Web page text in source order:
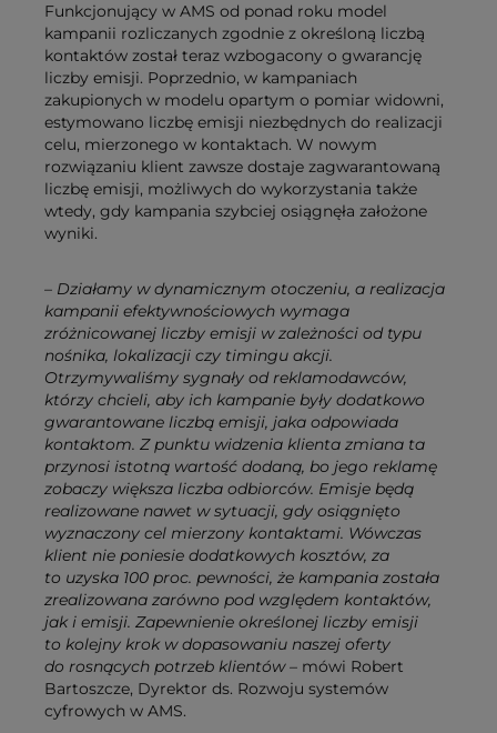
Funkcjonujący w AMS od ponad roku model
kampanii rozliczanych zgodnie z określoną liczbą
kontaktów został teraz wzbogacony o gwarancję
liczby emisji. Poprzednio, w kampaniach
zakupionych w modelu opartym o pomiar widowni,
estymowano liczbę emisji niezbędnych do realizacji
celu, mierzonego w kontaktach. W nowym
rozwiązaniu klient zawsze dostaje zagwarantowaną
liczbę emisji, możliwych do wykorzystania także
wtedy, gdy kampania szybciej osiągnęła założone
wyniki.
– Działamy w dynamicznym otoczeniu, a realizacja
kampanii efektywnościowych wymaga
zróżnicowanej liczby emisji w zależności od typu
nośnika, lokalizacji czy timingu akcji.
Otrzymywaliśmy sygnały od reklamodawców,
którzy chcieli, aby ich kampanie były dodatkowo
gwarantowane liczbą emisji, jaka odpowiada
kontaktom. Z punktu widzenia klienta zmiana ta
przynosi istotną wartość dodaną, bo jego reklamę
zobaczy większa liczba odbiorców. Emisje będą
realizowane nawet w sytuacji, gdy osiągnięto
wyznaczony cel mierzony kontaktami. Wówczas
klient nie poniesie dodatkowych kosztów, za
to uzyska 100 proc. pewności, że kampania została
zrealizowana zarówno pod względem kontaktów,
jak i emisji. Zapewnienie określonej liczby emisji
to kolejny krok w dopasowaniu naszej oferty
do rosnących potrzeb klientów – mówi Robert
Bartoszcze, Dyrektor ds. Rozwoju systemów
cyfrowych w AMS.